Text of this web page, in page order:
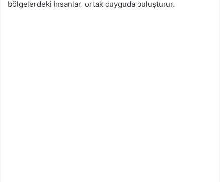
bölgelerdeki insanları ortak duyguda buluşturur.